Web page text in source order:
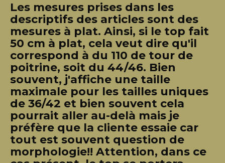
Les mesures prises dans les
descriptifs des articles sont des
mesures à plat. Ainsi, si le top fait
50 cm à plat, cela veut dire qu'il
correspond à du 110 de tour de
poitrine, soit du 44/46. Bien
souvent, j'affiche une taille
maximale pour les tailles uniques
de 36/42 et bien souvent cela
pourrait aller au-delà mais je
préfère que la cliente essaie car
tout est souvent question de
morphologie!! Attention, dans ce